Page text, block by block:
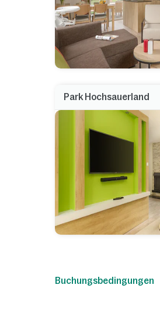
Park Hochsauerland
Buchungsbedingungen